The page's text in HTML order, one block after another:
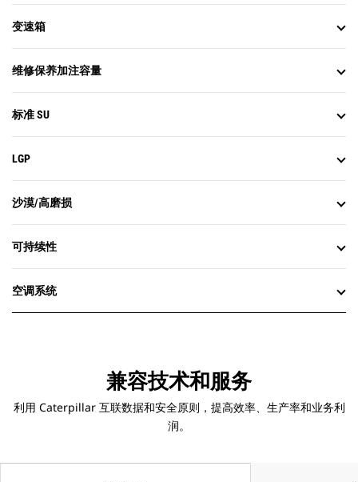
变速箱
维修保养加注容量
标准 SU
LGP
沙漠/高磨损
可持续性
空调系统
兼容技术和服务
利用 Caterpillar 互联数据和安全原则，提高效率、生产率和业务利
润。